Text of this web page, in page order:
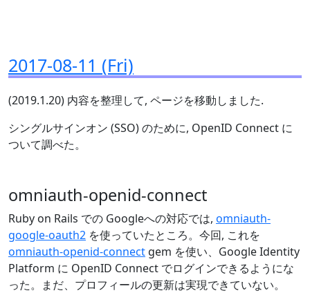
2017-08-11 (Fri)
(2019.1.20) 内容を整理して, ページを移動しました.
シングルサインオン (SSO) のために, OpenID Connect に
ついて調べた。
omniauth-openid-connect
Ruby on Rails での Googleへの対応では, omniauth-
google-oauth2 を使っていたところ。今回, これを
omniauth-openid-connect gem を使い、Google Identity
Platform に OpenID Connect でログインできるようにな
った。まだ、プロフィールの更新は実現できていない。